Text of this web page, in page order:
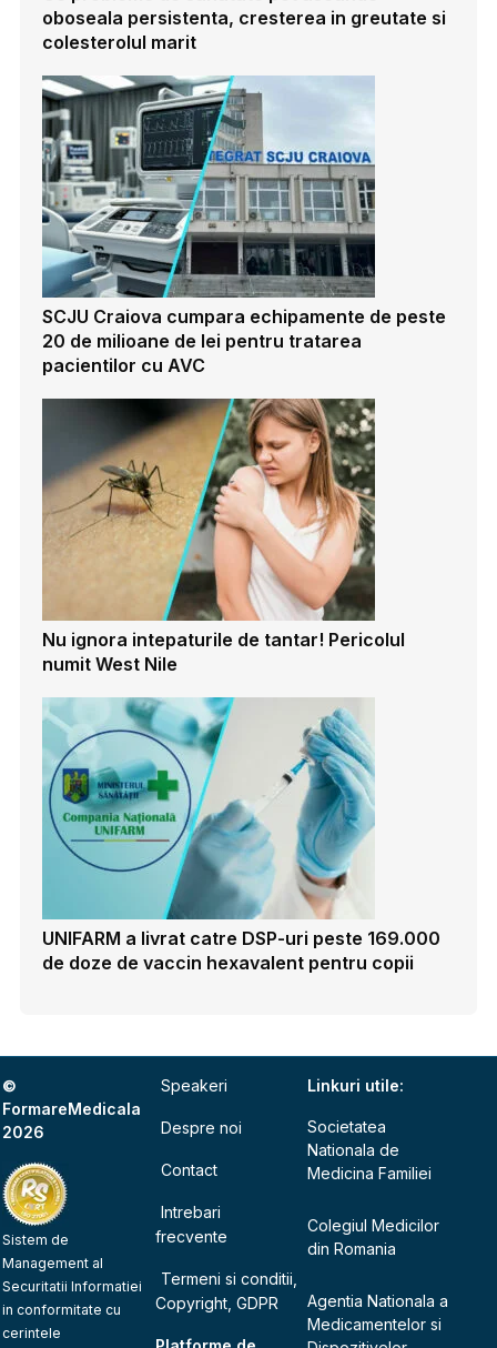
oboseala persistenta, cresterea in greutate si
colesterolul marit
SCJU Craiova cumpara echipamente de peste
20 de milioane de lei pentru tratarea
pacientilor cu AVC
Nu ignora intepaturile de tantar! Pericolul
numit West Nile
UNIFARM a livrat catre DSP-uri peste 169.000
de doze de vaccin hexavalent pentru copii
©
FormareMedicala
2026
Sistem de
Management al
Securitatii Informatiei
in conformitate cu
cerintele
Speakeri
Despre noi
Contact
Intrebari
frecvente
Termeni si conditii,
Copyright, GDPR
Linkuri utile:
Societatea
Nationala de
Medicina Familiei
Colegiul Medicilor
din Romania
Agentia Nationala a
Medicamentelor si